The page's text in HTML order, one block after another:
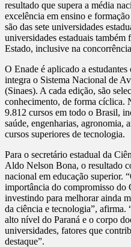
resultado que supera a média
excelência em ensino e
são das sete universidades
universidades estaduais
Estado, inclusive na
O Enade é aplicado a
integra o Sistema Nacional de
(Sinaes). A cada edição, são
conhecimento, de forma cíclica.
9.812 cursos em todo o Brasil,
saúde, engenharias, agronomia,
cursos superiores de tecnologia.
Para o secretário estadual da
Aldo Nelson Bona, o resultado
nacional em educação superior.
importância do compromisso do
investindo para melhorar ainda
da ciência e tecnologia”, afirma.
alto nível do Paraná e o corpo
universidades, fatores que
destaque”.